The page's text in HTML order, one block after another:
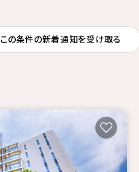
この条件の新着通知を受け取る